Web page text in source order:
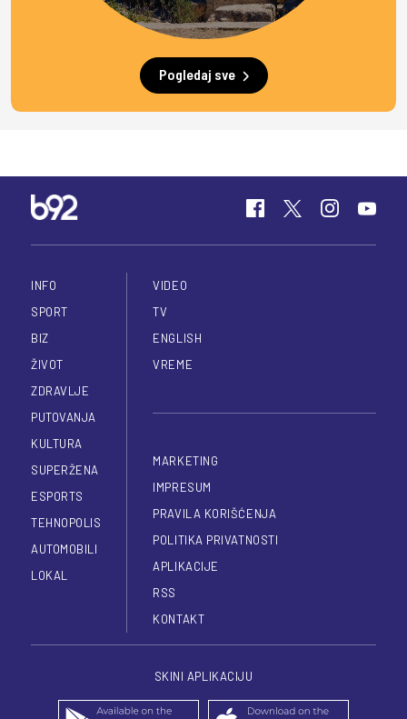
Pogledaj sve
INFO
SPORT
BIZ
ŽIVOT
ZDRAVLJE
PUTOVANJA
KULTURA
SUPERŽENA
ESPORTS
TEHNOPOLIS
AUTOMOBILI
LOKAL
VIDEO
TV
ENGLISH
VREME
MARKETING
IMPRESUM
PRAVILA KORIŠĆENJA
POLITIKA PRIVATNOSTI
APLIKACIJE
RSS
KONTAKT
SKINI APLIKACIJU